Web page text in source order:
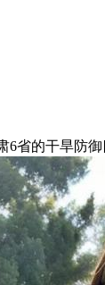
的干旱防